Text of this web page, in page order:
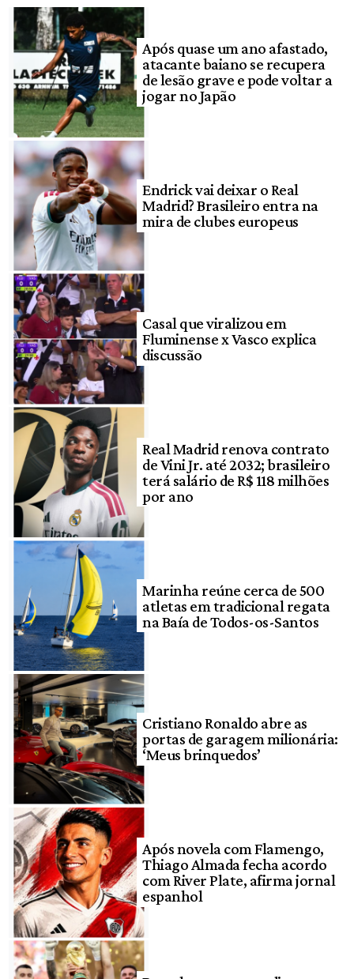
Após quase um ano afastado,
atacante baiano se recupera
de lesão grave e pode voltar a
jogar no Japão
Endrick vai deixar o Real
Madrid? Brasileiro entra na
mira de clubes europeus
Casal que viralizou em
Fluminense x Vasco explica
discussão
Real Madrid renova contrato
de Vini Jr. até 2032; brasileiro
terá salário de R$ 118 milhões
por ano
Marinha reúne cerca de 500
atletas em tradicional regata
na Baía de Todos-os-Santos
Cristiano Ronaldo abre as
portas de garagem milionária:
‘Meus brinquedos’
Após novela com Flamengo,
Thiago Almada fecha acordo
com River Plate, afirma jornal
espanhol